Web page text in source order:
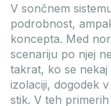
V sončnem
podrobnost,
koncepta. Med
scenariju po njej
takrat, ko se
izolaciji, dogodek
stik. V teh